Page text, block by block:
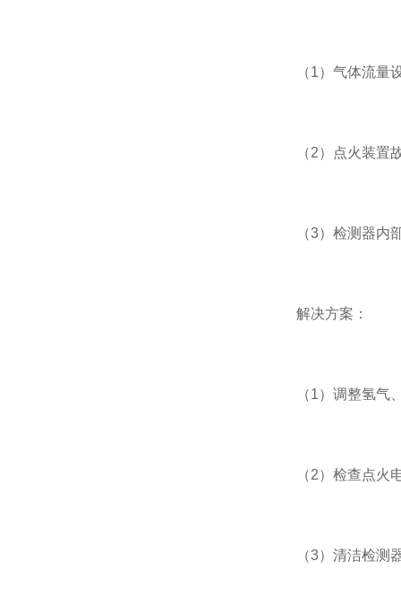
（1）气体流量
（2）点火装置
（3）检测器内部
解决方案：
（1）调整氢气、
（2）检查点火电
（3）清洁检测器